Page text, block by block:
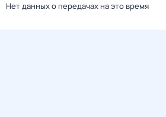
Нет данных о передачах на это время